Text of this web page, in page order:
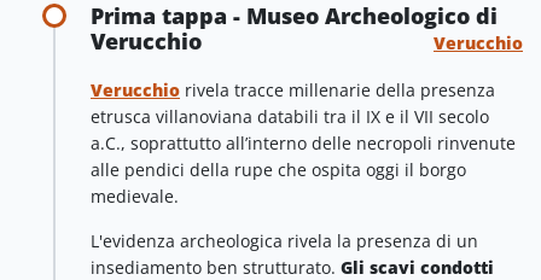
Prima tappa - Museo Archeologico di
Verucchio
Verucchio
Verucchio rivela tracce millenarie della presenza
etrusca villanoviana databili tra il IX e il VII secolo
a.C., soprattutto all’interno delle necropoli rinvenute
alle pendici della rupe che ospita oggi il borgo
medievale.
L'evidenza archeologica rivela la presenza di un
insediamento ben strutturato. Gli scavi condotti